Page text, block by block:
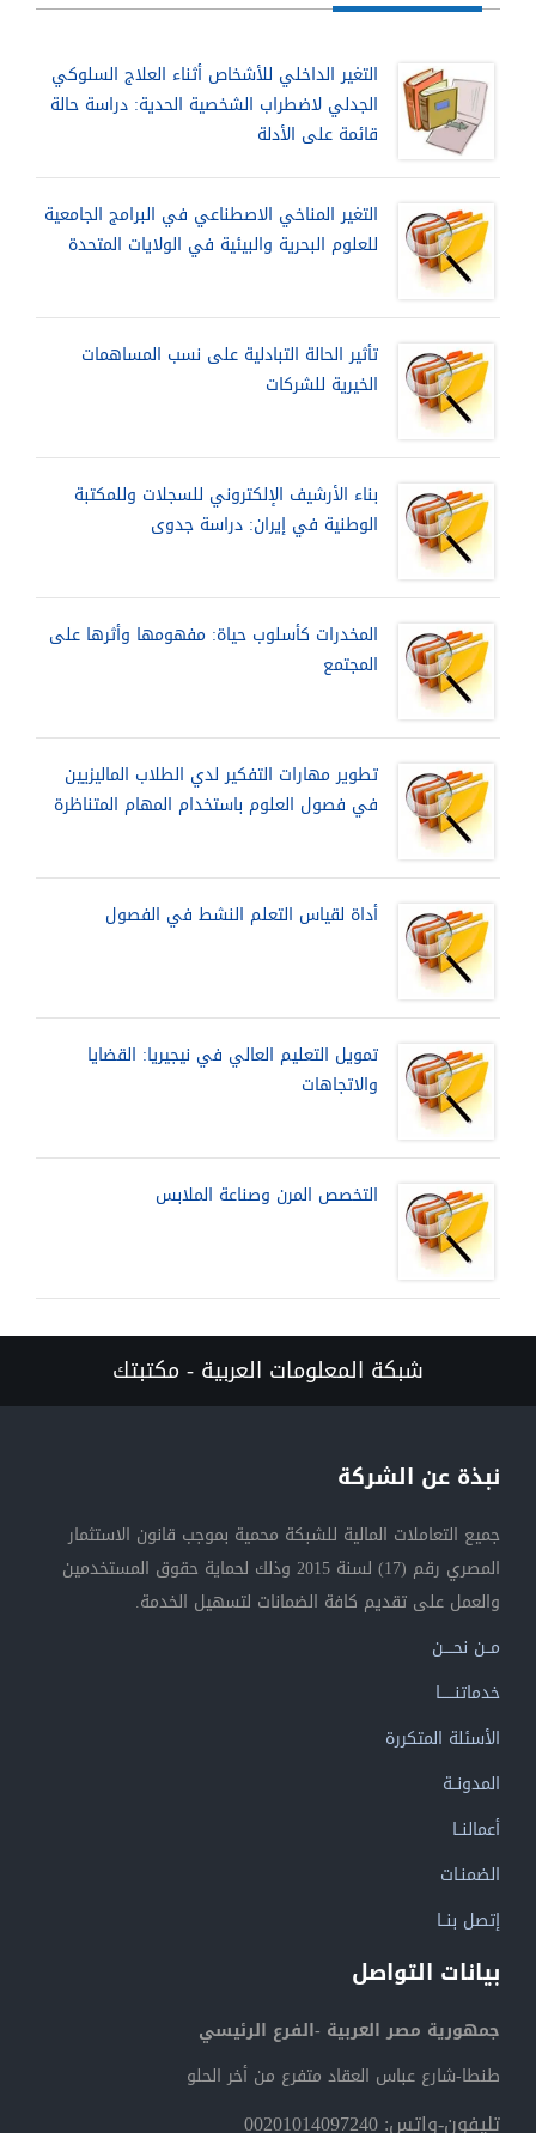
التغير الداخلي للأشخاص أثناء العلاج السلوكي
الجدلي لاضطراب الشخصية الحدية: دراسة حالة
قائمة على الأدلة
التغير المناخي الاصطناعي في البرامج الجامعية
للعلوم البحرية والبيئية في الولايات المتحدة
تأثير الحالة التبادلية على نسب المساهمات
الخيرية للشركات
بناء الأرشيف الإلكتروني للسجلات وللمكتبة
الوطنية في إيران: دراسة جدوى
المخدرات كأسلوب حياة: مفهومها وأثرها على
المجتمع
تطوير مهارات التفكير لدي الطلاب الماليزيين
في فصول العلوم باستخدام المهام المتناظرة
أداة لقياس التعلم النشط في الفصول
تمويل التعليم العالي في نيجيريا: القضايا
والاتجاهات
التخصص المرن وصناعة الملابس
شبكة المعلومات العربية - مكتبتك
نبذة عن الشركة
جميع التعاملات المالية للشبكة محمية بموجب قانون الاستثمار
المصري رقم (17) لسنة 2015 وذلك لحماية حقوق المستخدمين
والعمل على تقديم كافة الضمانات لتسهيل الخدمة.
مــن نحــــن
خدماتنــــــا
الأسئلة المتكررة
المدونــة
أعمالنــا
الضمنـات
إتصل بنــا
بيانات التواصل
جمهورية مصر العربية -الفرع الرئيسي
طنطا-شارع عباس العقاد متفرع من أخر الحلو
تليفون-واتس: 00201014097240